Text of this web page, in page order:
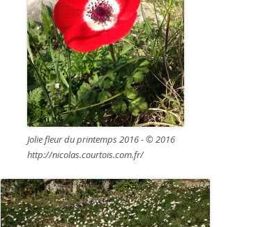
Jolie fleur du printemps 2016 - © 2016
http://nicolas.courtois.com.fr/